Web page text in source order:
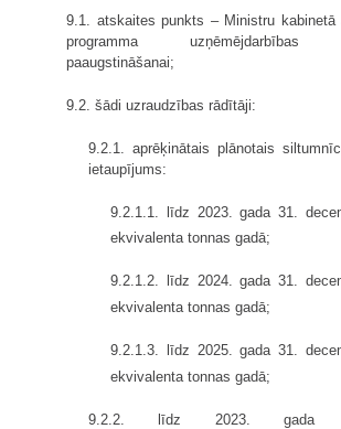
9.1. atskaites punkts – Ministru kabinetā
programma uzņēmējdarbības
paaugstināšanai;
9.2. šādi uzraudzības rādītāji:
9.2.1. aprēķinātais plānotais
ietaupījums:
9.2.1.1. līdz 2023. gada 31.
ekvivalenta tonnas gadā;
9.2.1.2. līdz 2024. gada 31.
ekvivalenta tonnas gadā;
9.2.1.3. līdz 2025. gada 31.
ekvivalenta tonnas gadā;
9.2.2. līdz 2023. gada